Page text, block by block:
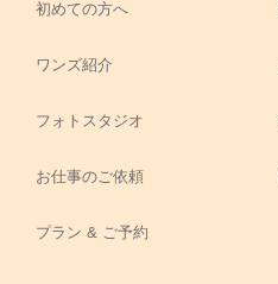
初めての方へ
ワンズ紹介
フォトスタジオ
お仕事のご依頼
プラン & ご予約